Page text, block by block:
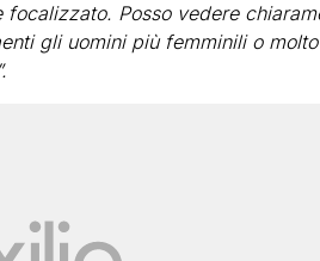
Posso vedere
gli uomini più femminili o